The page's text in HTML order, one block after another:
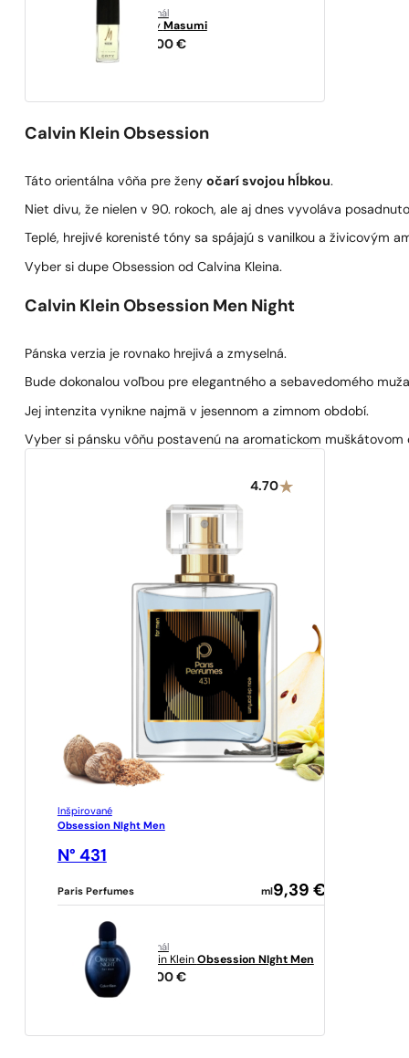
originál
Coty Masumi
89,00 €
Calvin Klein Obsession
Táto orientálna vôňa pre ženyočarí svojou hĺbkou.
Niet divu, že nielen v 90. rokoch, ale aj dnes vyvoláva
Teplé, hrejivé korenisté tóny sa spájajú s vanilkou a živicovým
Vyber si dupe Obsession od Calvina Kleina.
Calvin Klein Obsession Men Night
Pánska verzia je rovnako hrejivá a zmyselná.
Bude dokonalou voľbou pre elegantného a sebavedomého
Jej intenzita vynikne najmä v jesennom a zimnom období.
Vyber si pánsku vôňu postavenú na aromatickom
4.70
Inšpirované
Obsession NIght Men
N° 431
Paris Perfumes ml9,39 €
originál
Calvin Klein Obsession NIght Men
44,00 €